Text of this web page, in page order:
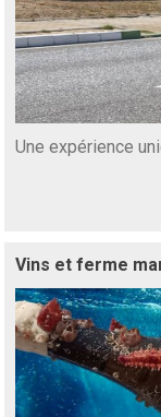
Une expérience
Vins et ferme